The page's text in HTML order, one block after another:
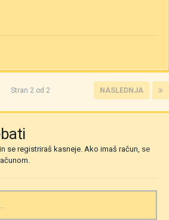
NASLEDNJA
Stran 2 od 2
se registriraš kasneje. Ako imaš račun, se